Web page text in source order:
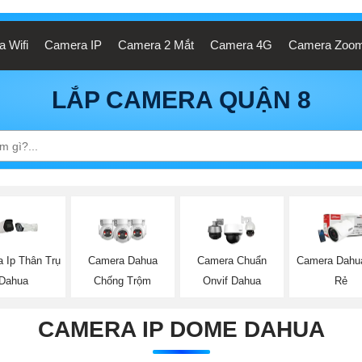
Wifi Camera IP Camera 2 Mắt Camera 4G Camera
LẮP CAMERA QUẬN 8
Ip Thân Trụ
Camera Dahua
Chống Trộm
Camera Chuẩn
Onvif Dahua
Camera
Rẻ
CAMERA IP DOME DAHUA